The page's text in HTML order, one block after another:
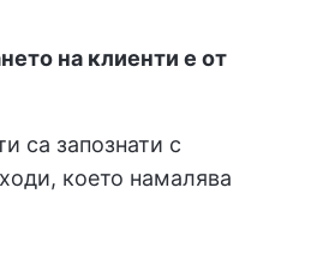
на клиенти е от
са запознати с
което намалява